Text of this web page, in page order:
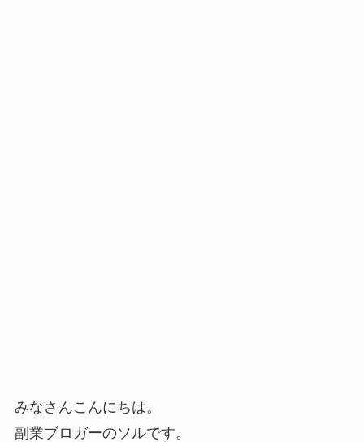
みなさんこんにちは。
副業ブロガーのソルです。